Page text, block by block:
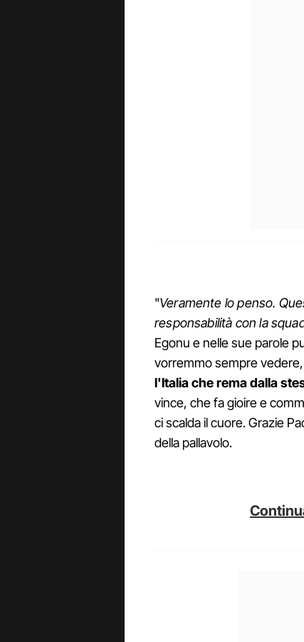
"Veramente lo penso.
responsabilità con la
Egonu e nelle sue parole
vorremmo sempre
l'Italia che rema dalla
vince, che fa gioire e
ci scalda il cuore. Grazie
della pallavolo.